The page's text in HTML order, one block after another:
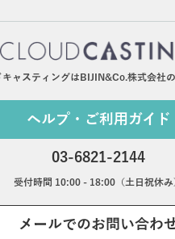
キャスティングはBIJIN&Co.株式会社
ヘルプ・ご利用ガイド
03-6821-2144
受付時間 10:00 - 18:00（土日祝休み
メールでのお問い合わ